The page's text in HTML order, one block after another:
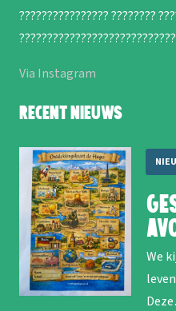
???????????????? ????????
Via Instagram
Recent nieuws
We